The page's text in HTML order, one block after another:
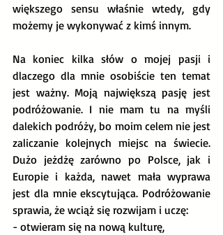
większego sensu właśnie wtedy, gdy
możemy je wykonywać z kimś innym.
Na koniec kilka słów o mojej pasji i
dlaczego dla mnie osobiście ten temat
jest ważny. Moją największą pasję jest
podróżowanie. I nie mam tu na myśli
dalekich podróży, bo moim celem nie jest
zaliczanie kolejnych miejsc na świecie.
Dużo jeżdżę zarówno po Polsce, jak i
Europie i każda, nawet mała wyprawa
jest dla mnie ekscytująca. Podróżowanie
sprawia, że wciąż się rozwijam i uczę:
- otwieram się na nową kulturę,